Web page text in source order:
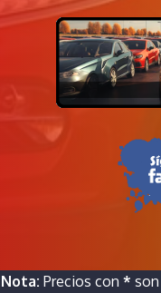
Nota: Precios con *